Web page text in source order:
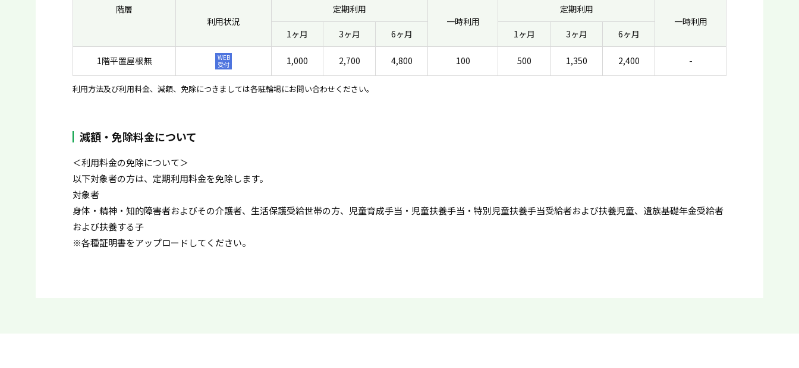
階層
利用状況
定期利用
一時利用
定期利用
一時利用
1ヶ月
3ヶ月 6ヶ月 1ヶ月 3ヶ月 6ヶ月
1階平置屋根無
WEB
受付
1,000 2,700 4,800 100 500 1,350 2,400 -
利用方法及び利用料金、減額、免除につきましては各駐輪場にお問い合わせください。
減額・免除料金について
＜利用料金の免除について＞
以下対象者の方は、定期利用料金を免除します。
対象者
身体・精神・知的障害者およびその介護者、生活保護受給世帯の方、児童育成手当・児童扶養手当・特別児童扶養手当受給者および扶養児童、遺族基礎年金受給者
および扶養する子
※各種証明書をアップロードしてください。